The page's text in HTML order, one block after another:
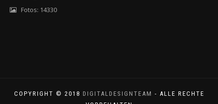
Fotos: 14330
COPYRIGHT © 2018 DIGITALDESIGNTEAM - ALLE RECHTE